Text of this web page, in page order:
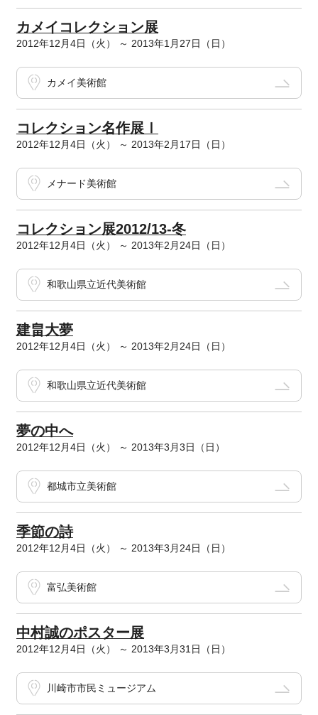
カメイコレクション展
2012年12月4日（火） ～ 2013年1月27日（日）
カメイ美術館
コレクション名作展Ⅰ
2012年12月4日（火） ～ 2013年2月17日（日）
メナード美術館
コレクション展2012/13-冬
2012年12月4日（火） ～ 2013年2月24日（日）
和歌山県立近代美術館
建畠大夢
2012年12月4日（火） ～ 2013年2月24日（日）
和歌山県立近代美術館
夢の中へ
2012年12月4日（火） ～ 2013年3月3日（日）
都城市立美術館
季節の詩
2012年12月4日（火） ～ 2013年3月24日（日）
富弘美術館
中村誠のポスター展
2012年12月4日（火） ～ 2013年3月31日（日）
川崎市市民ミュージアム